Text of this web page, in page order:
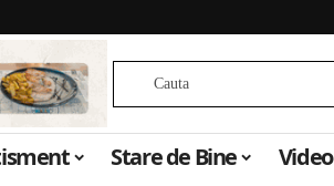
Stare de Bine Video